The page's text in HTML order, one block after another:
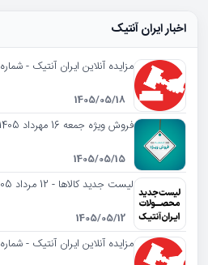
اخبار ایران آنتیک
مزایده آنلاین ایران آنتیک - شماره 197
1405/05/18
فروش ویژه جمعه 16 مهرداد 1405 ایران آنتیک + هدیه ویژه
1405/05/15
لیست جدید کالاها - 12 مرداد 1405
1405/05/12
مزایده آنلاین ایران آنتیک - شماره 196